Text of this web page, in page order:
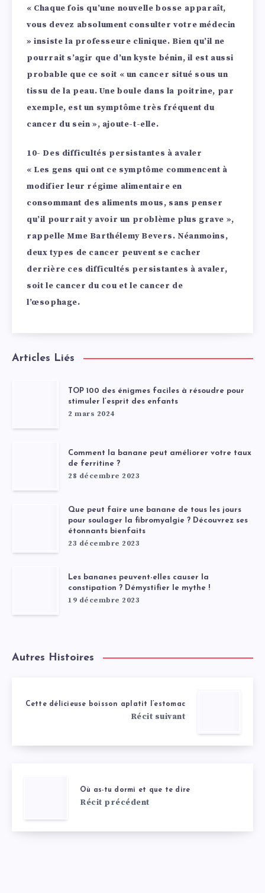
« Chaque fois qu’une nouvelle bosse apparaît,
vous devez absolument consulter votre médecin
» insiste la professeure clinique. Bien qu’il ne
pourrait s’agir que d’un kyste bénin, il est aussi
probable que ce soit « un cancer situé sous un
tissu de la peau. Une boule dans la poitrine, par
exemple, est un symptôme très fréquent du
cancer du sein », ajoute-t-elle.
10- Des difficultés persistantes à avaler
« Les gens qui ont ce symptôme commencent à
modifier leur régime alimentaire en
consommant des aliments mous, sans penser
qu’il pourrait y avoir un problème plus grave »,
rappelle Mme Barthélemy Bevers. Néanmoins,
deux types de cancer peuvent se cacher
derrière ces difficultés persistantes à avaler,
soit le cancer du cou et le cancer de
l’œsophage.
Articles Liés
TOP 100 des énigmes faciles à résoudre pour
stimuler l’esprit des enfants
2 mars 2024
Comment la banane peut améliorer votre taux
de ferritine ?
28 décembre 2023
Que peut faire une banane de tous les jours
pour soulager la fibromyalgie ? Découvrez ses
étonnants bienfaits
23 décembre 2023
Les bananes peuvent-elles causer la
constipation ? Démystifier le mythe !
19 décembre 2023
Autres Histoires
Cette délicieuse boisson aplatit l’estomac
Récit suivant
Où as-tu dormi et que te dire
Récit précédent